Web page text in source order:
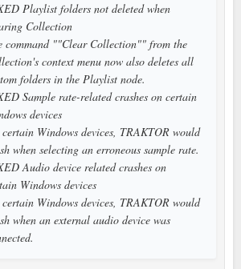
Playlist folders not deleted when
Collection
command ""Clear Collection"" from the
context menu now also deletes all
folders in the Playlist node.
Sample rate-related crashes on certain
devices
Windows devices, TRAKTOR would
when selecting an erroneous sample rate.
Audio device related crashes on
Windows devices
Windows devices, TRAKTOR would
when an external audio device was